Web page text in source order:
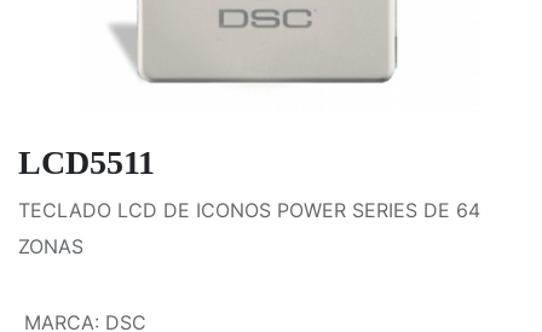
LCD5511
TECLADO LCD DE ICONOS POWER SERIES DE 64
ZONAS
MARCA: DSC